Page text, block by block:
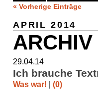
« Vorherige Einträge
APRIL 2014
ARCHIV
29.04.14
Ich brauche
Was war! | (0)